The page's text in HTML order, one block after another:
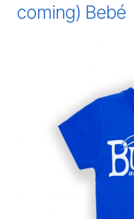
coming) Bebé